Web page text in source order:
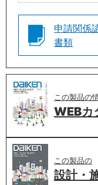
申請関係
書類
この製品の
WEBカ
この製品の
設計・